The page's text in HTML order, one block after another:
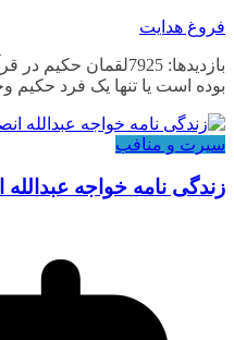
فروغ هدایت
بازدیدها: 7925لقمان
بوده است یا تنها یک فرد حکیم
سیرت و منافب
زندگی نامه خواجه عبدالله